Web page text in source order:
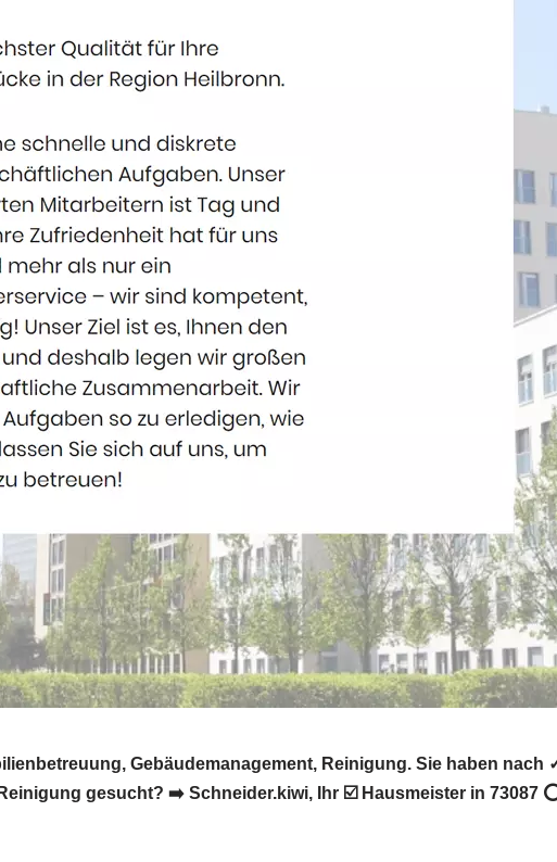
Gebäudemanagement, Reinigung. Sie haben
gesucht? ➡️ Schneider.kiwi, Ihr ☑️ Hausmeister in 73087